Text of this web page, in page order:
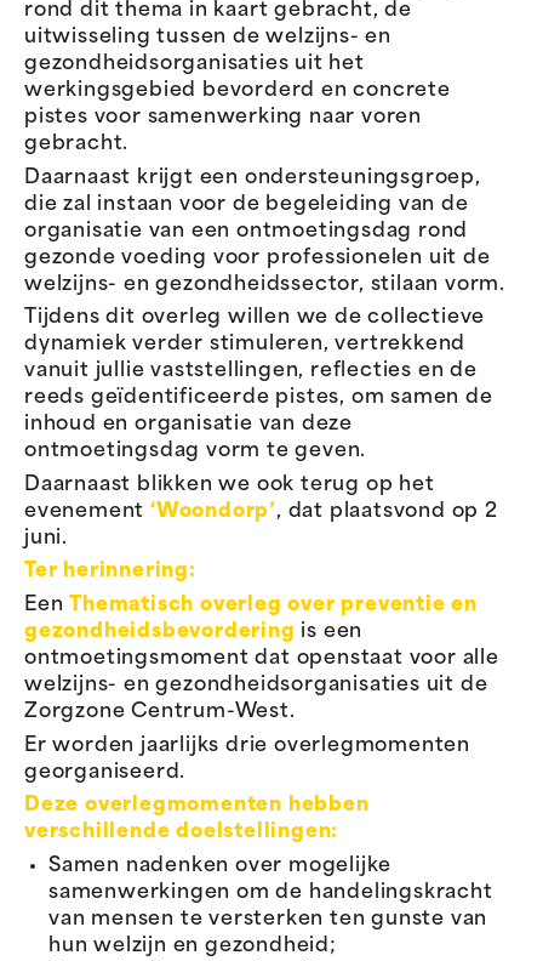
rond dit thema in kaart gebracht, de
uitwisseling tussen de welzijns- en
gezondheidsorganisaties uit het
werkingsgebied bevorderd en concrete
pistes voor samenwerking naar voren
gebracht.
Daarnaast krijgt een ondersteuningsgroep,
die zal instaan voor de begeleiding van de
organisatie van een ontmoetingsdag rond
gezonde voeding voor professionelen uit de
welzijns- en gezondheidssector, stilaan vorm.
Tijdens dit overleg willen we de collectieve
dynamiek verder stimuleren, vertrekkend
vanuit jullie vaststellingen, reflecties en de
reeds geïdentificeerde pistes, om samen de
inhoud en organisatie van deze
ontmoetingsdag vorm te geven.
Daarnaast blikken we ook terug op het
evenement‘Woondorp’, dat plaatsvond op 2
juni.
Ter herinnering:
Een
Thematisch overleg over preventie en
gezondheidsbevordering is een
ontmoetingsmoment dat openstaat voor alle
welzijns- en gezondheidsorganisaties uit de
Zorgzone Centrum-West.
Er worden jaarlijks drie overlegmomenten
georganiseerd.
Deze overlegmomenten hebben
verschillende doelstellingen:
Samen nadenken over mogelijke
samenwerkingen om de handelingskracht
van mensen te versterken ten gunste van
hun welzijn en gezondheid;